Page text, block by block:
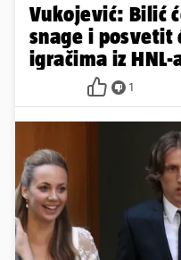
Vukojević: Bilić
snage i posvetit
igračima iz
1